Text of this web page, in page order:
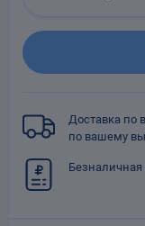
Доставка по
по вашему
Безналичная